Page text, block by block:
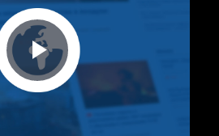
Play Video